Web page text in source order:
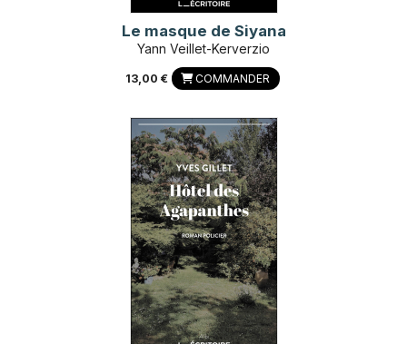
Le masque de Siyana
Yann Veillet-Kerverzio
13,00 € COMMANDER